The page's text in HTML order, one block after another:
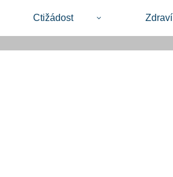
Ctižádost Zdraví